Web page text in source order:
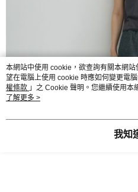
本網站中使用 cookie，欲查詢有關本網
望在電腦上使用 cookie 時應如何變更電
權條款 」之 Cookie 聲明。您繼續使用本
用條款之 Cookie 聲明使用 cookie。
了解更多 >
我知